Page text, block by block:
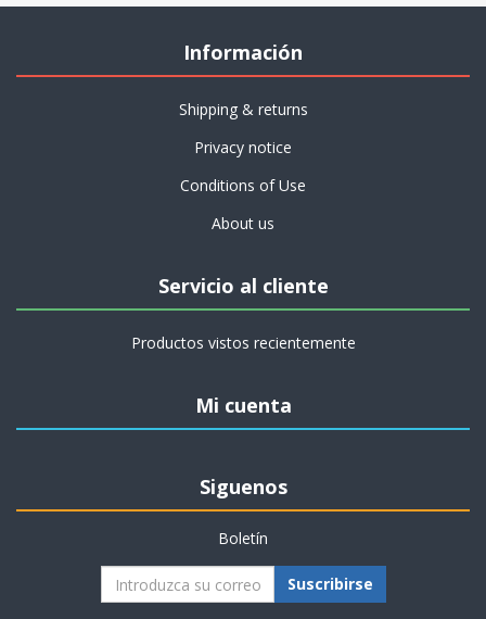
Información
Shipping & returns
Privacy notice
Conditions of Use
About us
Servicio al cliente
Productos vistos recientemente
Mi cuenta
Siguenos
Boletín
Suscribirse